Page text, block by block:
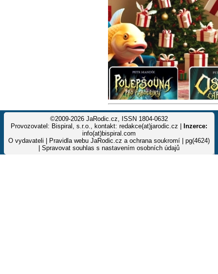
©2009-2026 JaRodic.cz, ISSN 1804-0632
Provozovatel: Bispiral, s.r.o., kontakt: redakce(at)jarodic.cz |
Inzerce:
info(at)bispiral.com
O vydavateli
Pravidla webu JaRodic.cz a ochrana soukromí | pg(4624)
Spravovat souhlas s nastavením osobních údajů